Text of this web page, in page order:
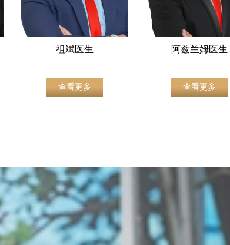
祖斌医生
查看更多
阿兹兰姆医生
查看更多